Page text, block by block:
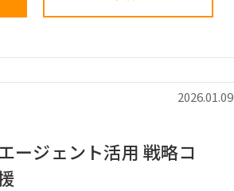
略の立案、ビジネスデューデリジェ
プライン・コストの構成要素分解）
設計、および市場参入戦略策定
事業の見直し、プロダクトポート
織再編計画策定、および全社コス
2026.01.09
ージェント活用 戦略コ